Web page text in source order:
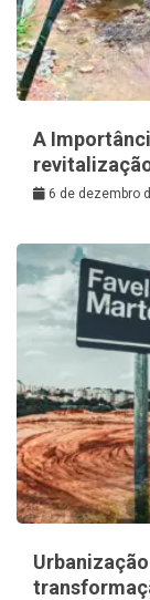
A
6 de dezembro